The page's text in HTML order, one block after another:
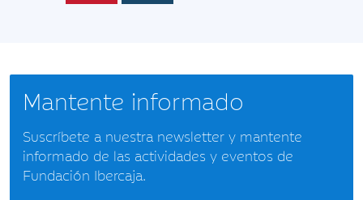
Mantente informado
Suscríbete a nuestra newsletter y mantente
informado de las actividades y eventos de
Fundación Ibercaja.